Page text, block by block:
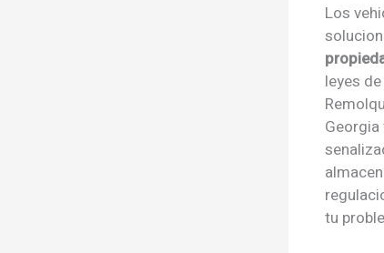
Los
leyes
tu